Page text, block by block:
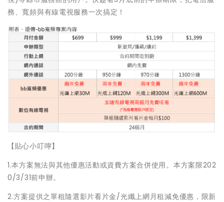
務、寬頻與有線電視服務一次搞定！
【貼心小叮嚀】
1.本方案無法與其他優惠活動或資費方案合併使用。本方案限202
0/3/31前申辦。
2.方案提供之單租隨選影片看片金/光纖上網月租減免優惠，限新